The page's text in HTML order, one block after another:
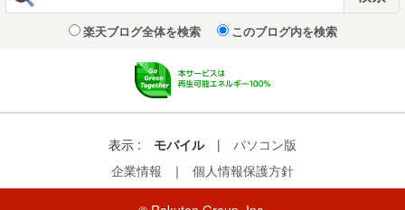
楽天ブログ全体を検索 このブログ内を検索
表示 : モバイル |
パソコン版
企業情報
｜ 個人情報保護方針